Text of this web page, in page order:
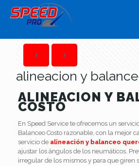
alineacion y
ALINEACION Y
COSTO
En Speed Service te ofrecemos un
Balanceo Costo razonable, con la mejor
servicio de alineación y balanceo
ajustar los ángulos de los neumáticos.
irregular de los mismos y para que giren